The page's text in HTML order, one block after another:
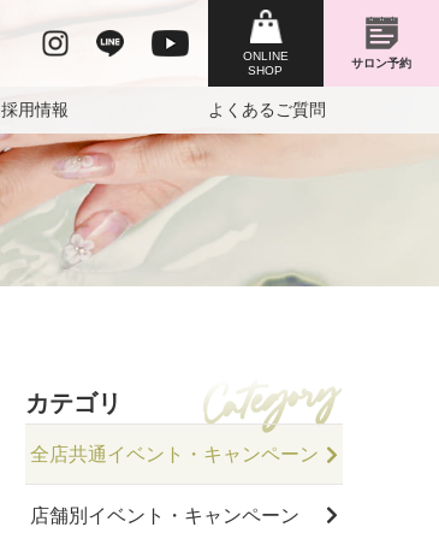
採用情報 よくあるご質問
カテゴリ
全店共通イベント・キャンペーン
店舗別イベント・キャンペーン